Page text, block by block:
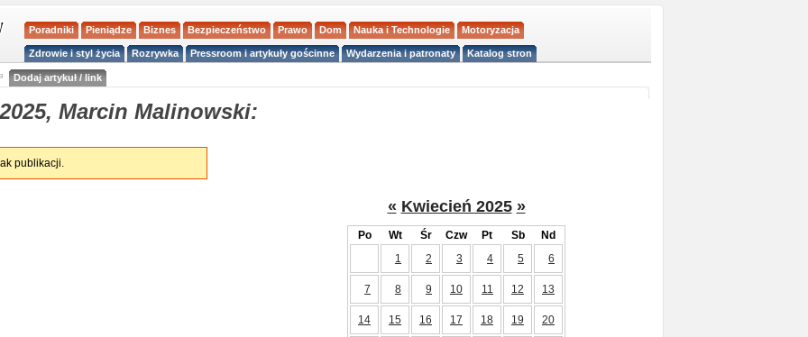
Poradniki Pieniądze Biznes Bezpieczeństwo Prawo Dom Nauka i Technologie Motoryzacja
Zdrowie i styl życia Rozrywka Pressroom i artykuły gościnne Wydarzenia i patronaty Katalog stron
Dodaj artykuł / link
Marcin Malinowski:
publikacji.
« Kwiecień 2025 »
Po Wt Śr Czw Pt Sb
Nd
1
2 3 4 5 6
7 8 9 10 11 12 13
14 15 16 17 18 19 20